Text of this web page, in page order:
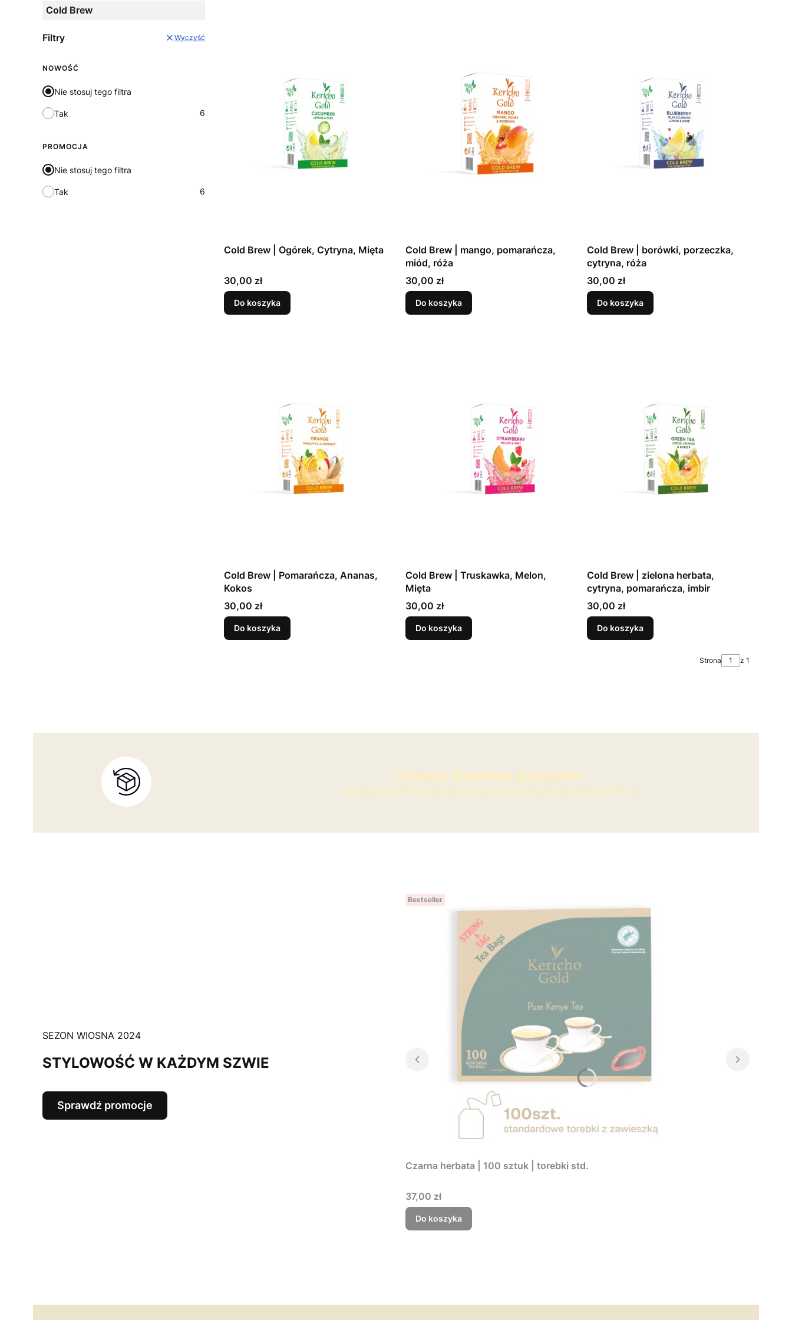
Cold Brew
Filtry Wyczyść
NOWOŚĆ
Nie stosuj tego filtra
Tak 6
PROMOCJA
Nie stosuj tego filtra
Tak 6
Cold Brew | Ogórek, Cytryna, Mięta
Cena
30,00 zł
Do koszyka
Cold Brew | mango, pomarańcza,
miód, róża
Cena
30,00 zł
Do koszyka
Cold Brew | borówki, porzeczka,
cytryna, róża
Cena
30,00 zł
Do koszyka
Cold Brew | Pomarańcza, Ananas,
Kokos
Cena
30,00 zł
Do koszyka
Cold Brew | Truskawka, Melon,
Mięta
Cena
30,00 zł
Do koszyka
Cold Brew | zielona herbata,
cytryna, pomarańcza, imbir
Cena
30,00 zł
Do koszyka
Strona z 1
Zawsze darmowa przesyłka
Na terenie Polski dla każdego zamówienia powyżej 200 zł
SEZON WIOSNA 2024
STYLOWOŚĆ W KAŻDYM SZWIE
Sprawdź promocje
Bestseller
Czarna herbata | 100 sztuk | torebki std.
Cena
37,00 zł
Do koszyka